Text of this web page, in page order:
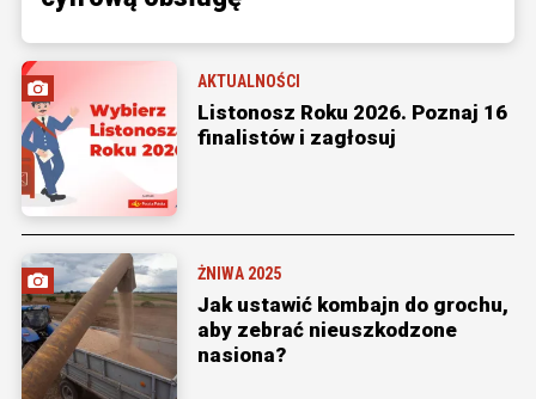
AKTUALNOŚCI
Listonosz Roku 2026. Poznaj 16
finalistów i zagłosuj
ŻNIWA 2025
Jak ustawić kombajn do grochu,
aby zebrać nieuszkodzone
nasiona?